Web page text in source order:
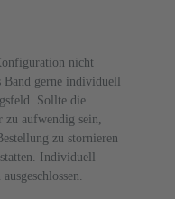
nicht
gerne individuell
Sollte die
aufwendig sein,
zu stornieren
Individuell